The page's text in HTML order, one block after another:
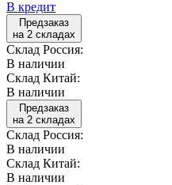
В кредит
Предзаказ
на 2 складах
Склад Россия:
В наличии
Склад Китай:
В наличии
Предзаказ
на 2 складах
Склад Россия:
В наличии
Склад Китай:
В наличии